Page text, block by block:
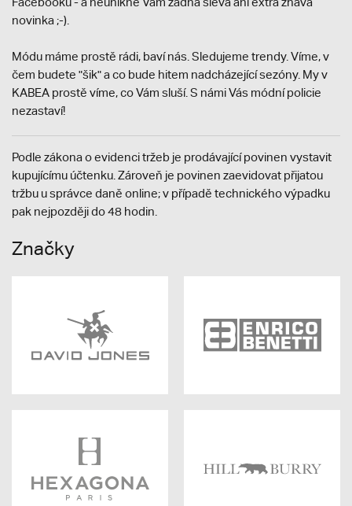
novinka ;-).
Módu máme prostě rádi, baví nás. Sledujeme trendy. Víme, v
čem budete "šik" a co bude hitem nadcházející sezóny. My v
KABEA prostě víme, co Vám sluší. S námi Vás módní policie
nezastaví!
Podle zákona o evidenci tržeb je prodávající povinen vystavit
kupujícímu účtenku. Zároveň je povinen zaevidovat přijatou
tržbu u správce daně online; v případě technického výpadku
pak nejpozději do 48 hodin.
Značky